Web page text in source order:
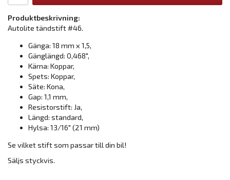
Produktbeskrivning:
Autolite tändstift #46.
Gänga: 18 mm x 1,5,
Gänglängd: 0,468",
Kärna: Koppar,
Spets: Koppar,
Säte: Kona,
Gap: 1,1 mm,
Resistorstift: Ja,
Längd: standard,
Hylsa: 13/16" (21 mm)
Se vilket stift som passar till din bil!
Säljs styckvis.